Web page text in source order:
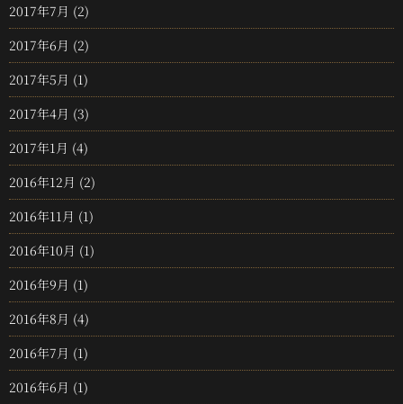
2017年7月 (2)
2017年6月 (2)
2017年5月 (1)
2017年4月 (3)
2017年1月 (4)
2016年12月 (2)
2016年11月 (1)
2016年10月 (1)
2016年9月 (1)
2016年8月 (4)
2016年7月 (1)
2016年6月 (1)